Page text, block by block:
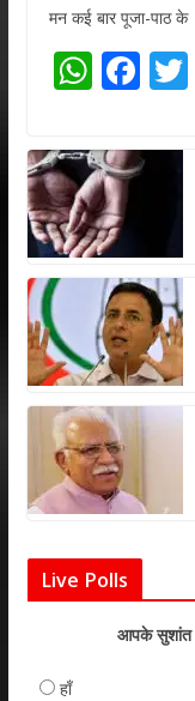
मन कई बार पूजा-पाठ के
W
at
s
A
p
p
F
e
b
o
k
Live Polls
आपके सुशांत
हाँ